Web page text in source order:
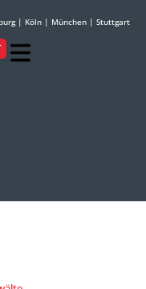
| Köln | München | Stuttgart